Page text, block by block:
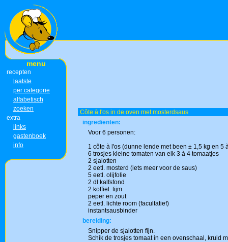
menu
recepten
laatste
per categorie
alfabetisch
zoeken
extra
links
gastenboek
info
Côte à l'os in de oven met mosterdsaus
ingrediënten:
Voor 6 personen:
1 côte à l'os (dunne lende met been ± 1,5 kg en 5
6 trosjes kleine tomaten van elk 3 à 4 tomaatjes
2 sjalotten
2 eetl. mosterd (iets meer voor de saus)
5 eetl. olijfolie
2 dl kalfsfond
2 koffiel. tijm
peper en zout
2 eetl. lichte room (facultatief)
instantsausbinder
bereiding:
Snipper de sjalotten fijn.
Schik de trosjes tomaat in een ovenschaal, kruid